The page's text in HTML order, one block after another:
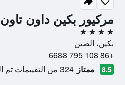
مركيور بكين داون تاون
4 نجوم
بكين، الصين
+86 108 795 6688
8.5 ممتاز 324 من التقييمات تم التحقق منها